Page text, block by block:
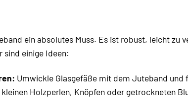
ein absolutes Muss. Es ist robust, leicht zu
sind einige Ideen:
Umwickle Glasgefäße mit dem Juteband
Holzperlen, Knöpfen oder getrockneten